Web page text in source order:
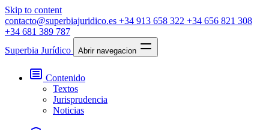
Skip to content
contacto@superbiajuridico.es +34 913 658 322 +34 656 821 308
+34 681 389 787
Superbia Jurídico
Abrir navegacion
Contenido
Textos
Jurisprudencia
Noticias